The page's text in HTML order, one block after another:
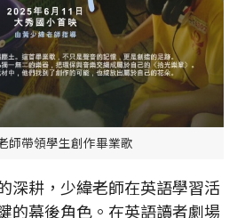
師帶領學生創作畢業歌
耕，少緯老師在英語學習活
的幕後角色。在英語讀者劇場